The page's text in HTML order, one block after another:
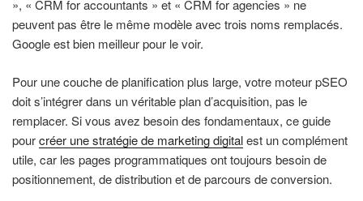
», « CRM for accountants » et « CRM for agencies » ne
peuvent pas être le même modèle avec trois noms remplacés.
Google est bien meilleur pour le voir.
Pour une couche de planification plus large, votre moteur pSEO
doit s’intégrer dans un véritable plan d’acquisition, pas le
remplacer. Si vous avez besoin des fondamentaux, ce guide
pourcréer une stratégie de marketing digitalest un complément
utile, car les pages programmatiques ont toujours besoin de
positionnement, de distribution et de parcours de conversion.